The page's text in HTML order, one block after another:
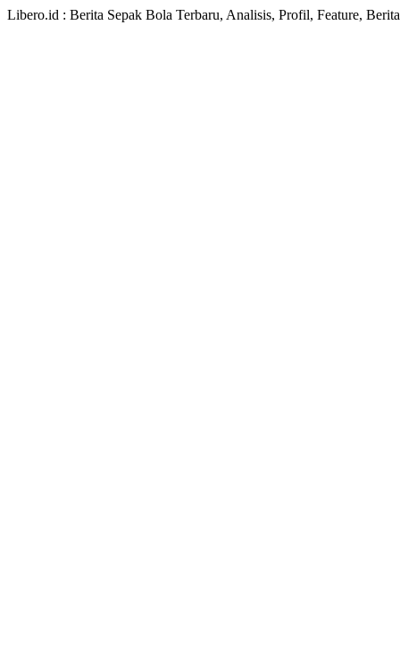
Libero.id : Berita Sepak Bola Terbaru, Analisis, Profil, Feature,